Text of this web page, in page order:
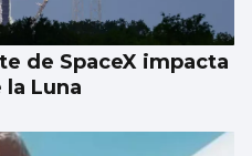
de SpaceX impacta
Luna